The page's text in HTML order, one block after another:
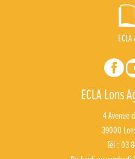
ECLA Lons
4 Avenue
39000
Tél : 03